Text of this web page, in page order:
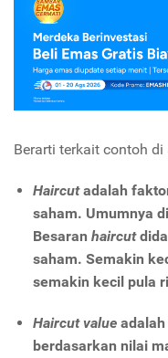
Berarti terkait contoh
Haircutadalah
saham. Umumnya
Besaran haircut
saham. Semakin
semakin kecil pula
Haircut value
berdasarkan nilai